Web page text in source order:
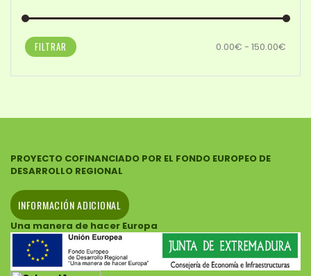
FILTRAR 0.00€ - 150.00€
PROYECTO COFINANCIADO POR EL FONDO EUROPEO DE
DESARROLLO REGIONAL
INFORMACIÓN ADICIONAL
Una manera de hacer Europa